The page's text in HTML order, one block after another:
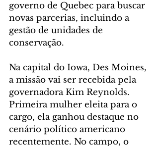
governo de Quebec para buscar
novas parcerias, incluindo a
gestão de unidades de
conservação.
Na capital do Iowa, Des Moines,
a missão vai ser recebida pela
governadora Kim Reynolds.
Primeira mulher eleita para o
cargo, ela ganhou destaque no
cenário político americano
recentemente. No campo, o